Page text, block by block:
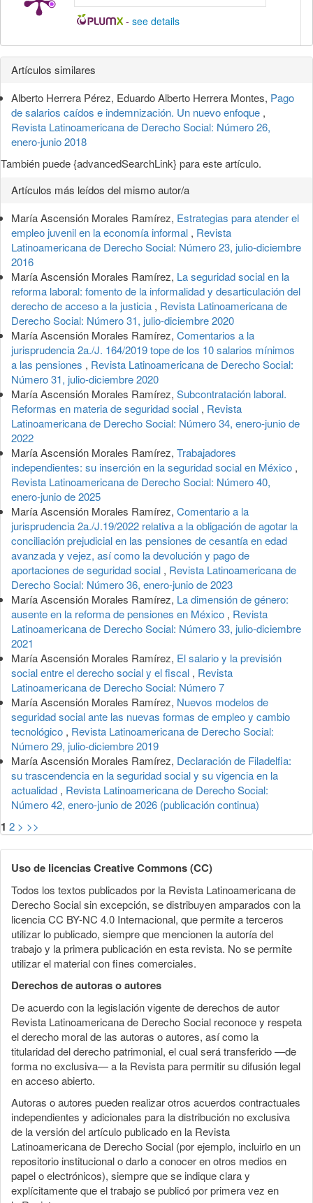
- see details
Detalles
del
artículo
Artículos similares
Alberto Herrera Pérez, Eduardo Alberto Herrera Montes, Pago
de salarios caídos e indemnización. Un nuevo enfoque ,
Revista Latinoamericana de Derecho Social: Número 26,
enero-junio 2018
También puede {advancedSearchLink} para este artículo.
Artículos más leídos del mismo autor/a
María Ascensión Morales Ramírez, Estrategias para atender el
empleo juvenil en la economía informal , Revista
Latinoamericana de Derecho Social: Número 23, julio-diciembre
2016
María Ascensión Morales Ramírez, La seguridad social en la
reforma laboral: fomento de la informalidad y desarticulación del
derecho de acceso a la justicia , Revista Latinoamericana de
Derecho Social: Número 31, julio-diciembre 2020
María Ascensión Morales Ramírez, Comentarios a la
jurisprudencia 2a./J. 164/2019 tope de los 10 salarios mínimos
a las pensiones , Revista Latinoamericana de Derecho Social:
Número 31, julio-diciembre 2020
María Ascensión Morales Ramírez, Subcontratación laboral.
Reformas en materia de seguridad social , Revista
Latinoamericana de Derecho Social: Número 34, enero-junio de
2022
María Ascensión Morales Ramírez, Trabajadores
independientes: su inserción en la seguridad social en México ,
Revista Latinoamericana de Derecho Social: Número 40,
enero-junio de 2025
María Ascensión Morales Ramírez, Comentario a la
jurisprudencia 2a./J.19/2022 relativa a la obligación de agotar la
conciliación prejudicial en las pensiones de cesantía en edad
avanzada y vejez, así como la devolución y pago de
aportaciones de seguridad social , Revista Latinoamericana de
Derecho Social: Número 36, enero-junio de 2023
María Ascensión Morales Ramírez, La dimensión de género:
ausente en la reforma de pensiones en México , Revista
Latinoamericana de Derecho Social: Número 33, julio-diciembre
2021
María Ascensión Morales Ramírez, El salario y la previsión
social entre el derecho social y el fiscal , Revista
Latinoamericana de Derecho Social: Número 7
María Ascensión Morales Ramírez, Nuevos modelos de
seguridad social ante las nuevas formas de empleo y cambio
tecnológico , Revista Latinoamericana de Derecho Social:
Número 29, julio-diciembre 2019
María Ascensión Morales Ramírez, Declaración de Filadelfia:
su trascendencia en la seguridad social y su vigencia en la
actualidad , Revista Latinoamericana de Derecho Social:
Número 42, enero-junio de 2026 (publicación continua)
1 2 > >>
Uso de licencias Creative Commons (CC)
Todos los textos publicados por la Revista Latinoamericana de
Derecho Social sin excepción, se distribuyen amparados con la
licencia CC BY-NC 4.0 Internacional, que permite a terceros
utilizar lo publicado, siempre que mencionen la autoría del
trabajo y la primera publicación en esta revista. No se permite
utilizar el material con fines comerciales.
Derechos de autoras o autores
De acuerdo con la legislación vigente de derechos de autor
Revista Latinoamericana de Derecho Social reconoce y respeta
el derecho moral de las autoras o autores, así como la
titularidad del derecho patrimonial, el cual será transferido —de
forma no exclusiva— a la Revista para permitir su difusión legal
en acceso abierto.
Autoras o autores pueden realizar otros acuerdos contractuales
independientes y adicionales para la distribución no exclusiva
de la versión del artículo publicado en la Revista
Latinoamericana de Derecho Social (por ejemplo, incluirlo en un
repositorio institucional o darlo a conocer en otros medios en
papel o electrónicos), siempre que se indique clara y
explícitamente que el trabajo se publicó por primera vez en